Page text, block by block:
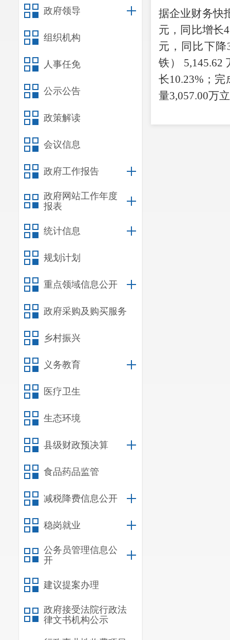
政府领导
组织机构
人事任免
公示公告
政策解读
会议信息
政府工作报告
政府网站工作年度
报表
统计信息
规划计划
重点领域信息公开
政府采购及购买服务
乡村振兴
义务教育
医疗卫生
生态环境
县级财政预决算
食品药品监管
减税降费信息公开
稳岗就业
公务员管理信息公
开
建议提案办理
政府接受法院行政法
律文书机构公示
据企业财务快
元，同比增长4
元，同比下降
铁）
5,145.62
长10.23% ；
量3,057.00万